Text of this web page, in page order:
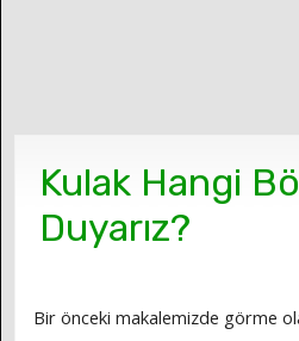
Kulak Hangi
Duyarız?
Bir önceki makalemizde görme